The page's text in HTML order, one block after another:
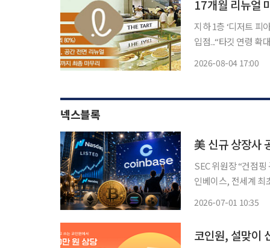
지하 1층 ‘디저트 피
입점...“타깃 연령 확
2026-08-04 17:00
넥스블록
美 신규 상장사
SEC 위원장 “건점
인베이스, 전세계 최
2026-07-01 10:35
코인원, 설맞이